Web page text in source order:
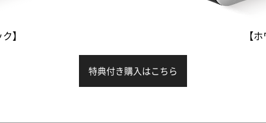
】 【
特典付き購入はこちら